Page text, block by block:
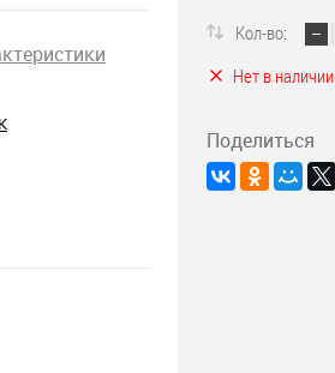
Кол-во:
Нет в наличии
Поделиться